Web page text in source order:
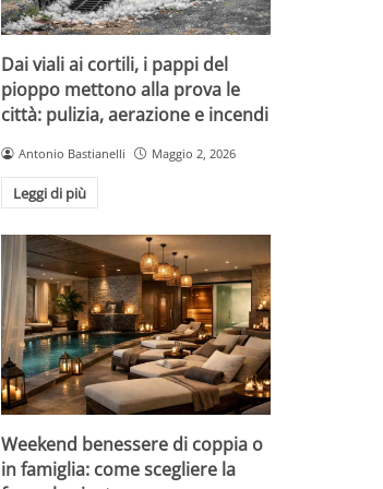
Dai viali ai cortili, i pappi del
pioppo mettono alla prova le
città: pulizia, aerazione e incendi
Antonio Bastianelli Maggio 2, 2026
Leggi di più
Weekend benessere di coppia o
in famiglia: come scegliere la